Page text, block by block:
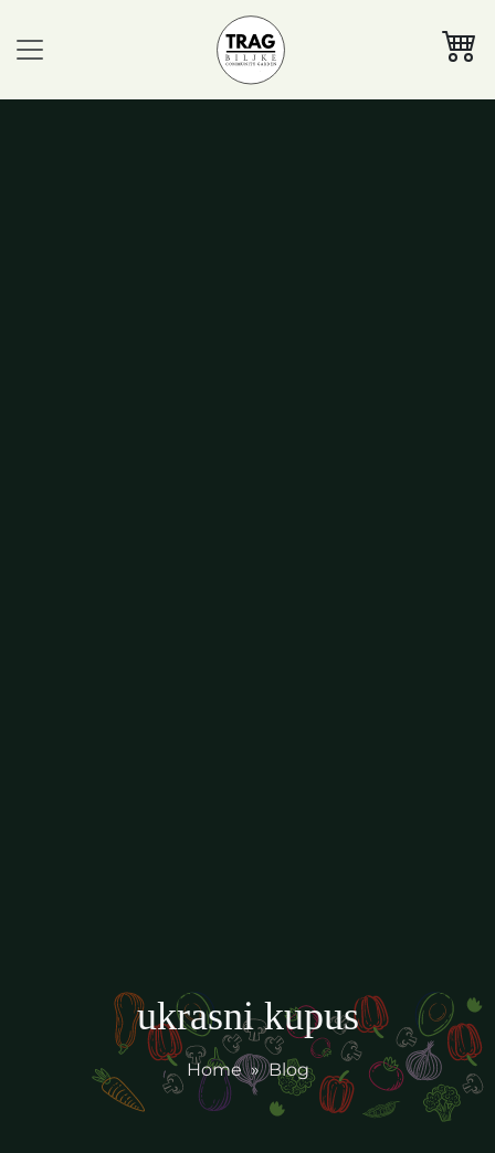
ukrasni kupus
Home»Blog